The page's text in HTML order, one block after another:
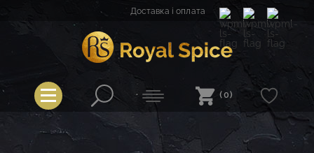
Доставка і оплата
Royal Spice
(0)